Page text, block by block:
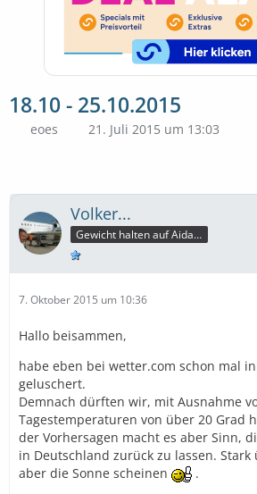
18.10 - 25.10.2015
eoes 21. Juli 2015 um 13:03
Volker...
Gewicht halten auf Aida ist so wahrscheinlich wie Sonne tanken im U-Boot
7. Oktober 2015 um 10:36
Hallo beisammen,
habe eben bei wetter.com schon mal
geluschert.
Demnach dürften wir, mit Ausnahme
Tagestemperaturen von über 20 Grad
der Vorhersagen macht es aber Sinn,
in Deutschland zurück zu lassen.
aber die Sonne scheinen
.